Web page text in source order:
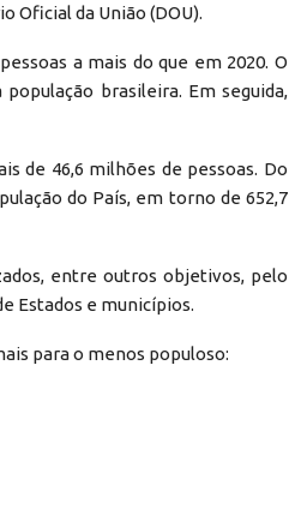
Oficial da União (DOU).
a mais do que em 2020. O
brasileira. Em seguida,
de 46,6 milhões de pessoas. Do
do País, em torno de 652,7
entre outros objetivos, pelo
Estados e municípios.
para o menos populoso: